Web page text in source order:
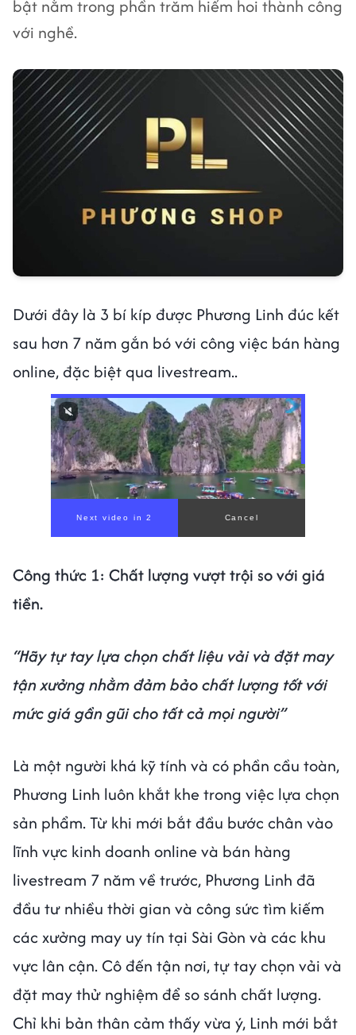
bật nằm trong phần trăm hiếm hoi thành công
với nghề.
Dưới đây là 3 bí kíp được Phương Linh đúc kết
sau hơn 7 năm gắn bó với công việc bán hàng
online, đặc biệt qua livestream..
Công thức 1: Chất lượng vượt trội so với giá
tiền.
“Hãy tự tay lựa chọn chất liệu vải và đặt may
tận xưởng nhằm đảm bảo chất lượng tốt với
mức giá gần gũi cho tất cả mọi người”
Là một người khá kỹ tính và có phần cầu toàn,
Phương Linh luôn khắt khe trong việc lựa chọn
sản phẩm. Từ khi mới bắt đầu bước chân vào
lĩnh vực kinh doanh online và bán hàng
livestream 7 năm về trước, Phương Linh đã
đầu tư nhiều thời gian và công sức tìm kiếm
các xưởng may uy tín tại Sài Gòn và các khu
vực lân cận. Cô đến tận nơi, tự tay chọn vải và
đặt may thử nghiệm để so sánh chất lượng.
Chỉ khi bản thân cảm thấy vừa ý, Linh mới bắt